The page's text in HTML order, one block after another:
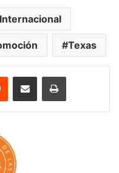
Texas
Reddit Share via Email Print